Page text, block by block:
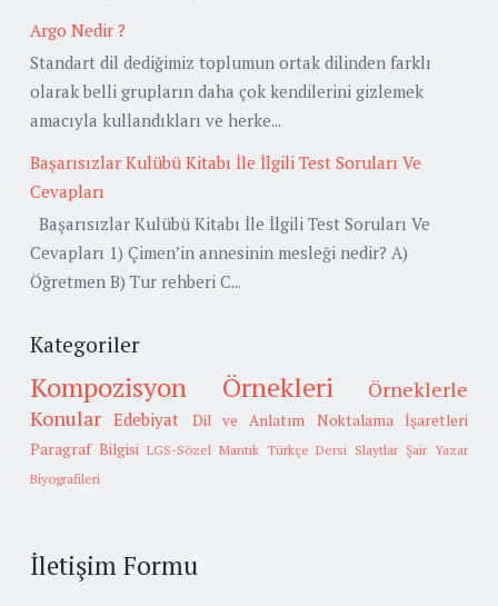
Argo Nedir ?
Standart dil dediğimiz toplumun ortak dilinden farklı
olarak belli grupların daha çok kendilerini gizlemek
amacıyla kullandıkları ve herke...
Başarısızlar Kulübü Kitabı İle İlgili Test Soruları Ve
Cevapları
Başarısızlar Kulübü Kitabı İle İlgili Test Soruları Ve
Cevapları 1) Çimen’in annesinin mesleği nedir? A)
Öğretmen B) Tur rehberi C...
Kategoriler
Kompozisyon Örnekleri
Örneklerle
Konular Edebiyat Dil ve Anlatım
Noktalama İşaretleri
Paragraf Bilgisi LGS-Sözel Mantık Türkçe Dersi Slaytlar Şair Yazar
Biyografileri
İletişim Formu